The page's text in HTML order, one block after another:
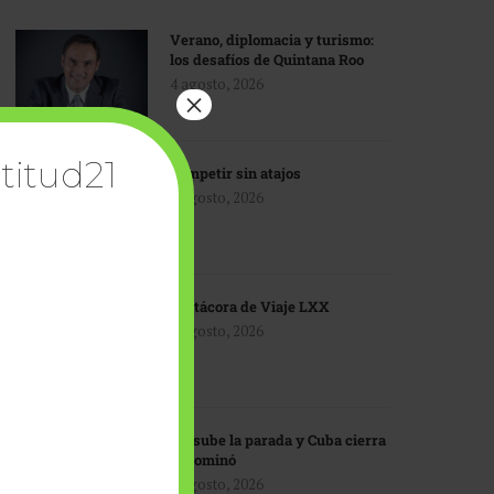
Verano, diplomacia y turismo:
los desafíos de Quintana Roo
4 agosto, 2026
Competir sin atajos
4 agosto, 2026
Bitácora de Viaje LXX
3 agosto, 2026
EU sube la parada y Cuba cierra
el dominó
3 agosto, 2026
×